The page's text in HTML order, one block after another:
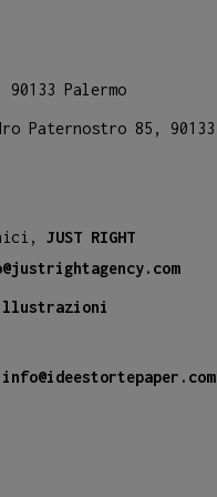
Palermo
Paternostro 85, 90133
JUST RIGHT
info@ideestortepaper.com